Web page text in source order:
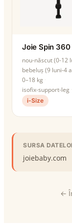
Joie Spin 360
nou-născut (0-12
bebeluș (9 luni-4
0–18 kg
isofix-support-leg
i-Size
SURSA
joiebaby.com
←